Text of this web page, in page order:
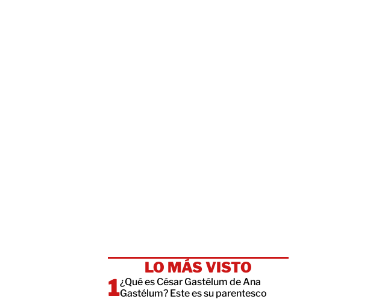
LO MÁS VISTO
¿Qué es César Gastélum de Ana
Gastélum? Este es su parentesco